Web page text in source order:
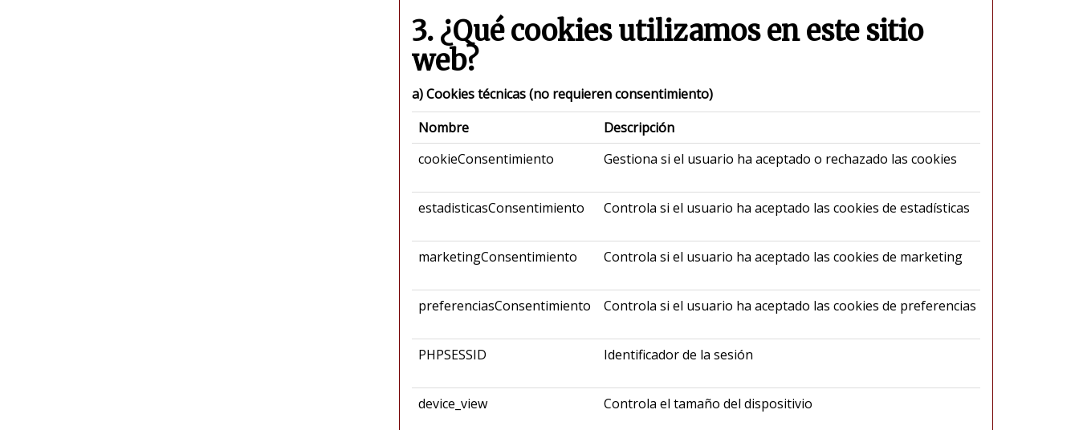
3. ¿Qué cookies utilizamos en este sitio
web?
a) Cookies técnicas (no requieren consentimiento)
Nombre
Descripción
cookieConsentimiento
Gestiona si el usuario ha aceptado o rechazado las cookies
estadisticasConsentimiento
Controla si el usuario ha aceptado las cookies de estadísticas
marketingConsentimiento
Controla si el usuario ha aceptado las cookies de marketing
preferenciasConsentimiento
Controla si el usuario ha aceptado las cookies de preferencias
PHPSESSID
Identificador de la sesión
device_view
Controla el tamaño del dispositivio